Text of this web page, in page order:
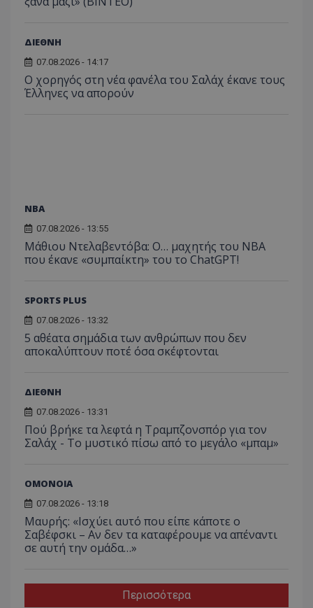
ΔΙΕΘΝΗ
07.08.2026 - 14:17
Ο χορηγός στη νέα φανέλα του Σαλάχ έκανε τους
Έλληνες να απορούν
NBA
07.08.2026 - 13:55
Μάθιου Ντελαβεντόβα: Ο… μαχητής του NBA
που έκανε «συμπαίκτη» του το ChatGPT!
SPORTS PLUS
07.08.2026 - 13:32
5 αθέατα σημάδια των ανθρώπων που δεν
αποκαλύπτουν ποτέ όσα σκέφτονται
ΔΙΕΘΝΗ
07.08.2026 - 13:31
Πού βρήκε τα λεφτά η Τραμπζονσπόρ για τον
Σαλάχ - Το μυστικό πίσω από το μεγάλο «μπαμ»
ΟΜΟΝΟΙΑ
07.08.2026 - 13:18
Μαυρής: «Ισχύει αυτό που είπε κάποτε ο
Σαβέφσκι – Αν δεν τα καταφέρουμε να απέναντι
σε αυτή την ομάδα…»
Περισσότερα